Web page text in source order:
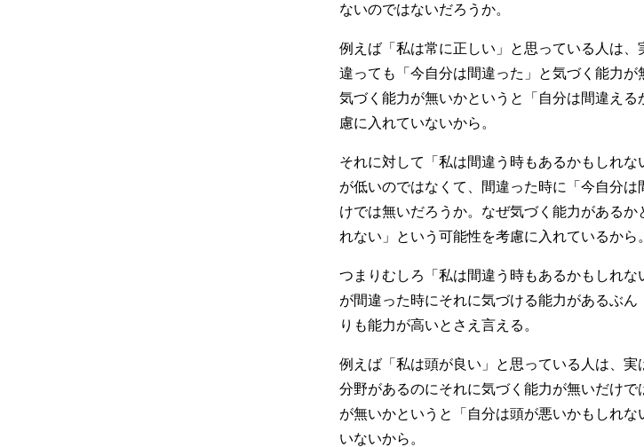
ないのではないだろうか。
例えば「私は常に正しい」と思っている人は
違っても「今自分は間違った」と気づく能力
気づく能力が無いかというと「自分は間違え
慮に入れていないから。
それに対して「私は間違う時もあるかもしれ
が低いのではなくて、間違った時に「今自分
けでは無いだろうか。なぜ気づく能力がある
れない」という可能性を考慮に入れているから。
つまりむしろ「私は間違う時もあるかもしれ
が間違った時にそれに気づける能力があるぶ
りも能力が高いとさえ言える。
例えば「私は頭が良い」と思っている人は、
分野があるのにそれに気づく能力が無いだけ
が無いかというと「自分は頭が悪いかもしれ
いないから。